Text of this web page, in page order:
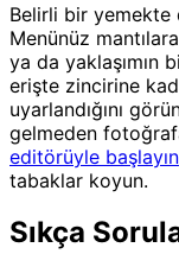
Belirli bir yemekte
Menünüz
ya da yaklaşımın
erişte zincirine
uyarlandığını
gelmeden
editörüyle başlayın
tabaklar koyun.
Sıkça